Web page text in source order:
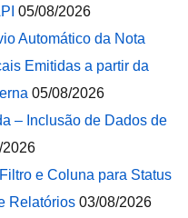
05/08/2026
Automático da Nota
Emitidas a partir da
05/08/2026
– Inclusão de Dados de
2026
e Coluna para Status
Relatórios 03/08/2026